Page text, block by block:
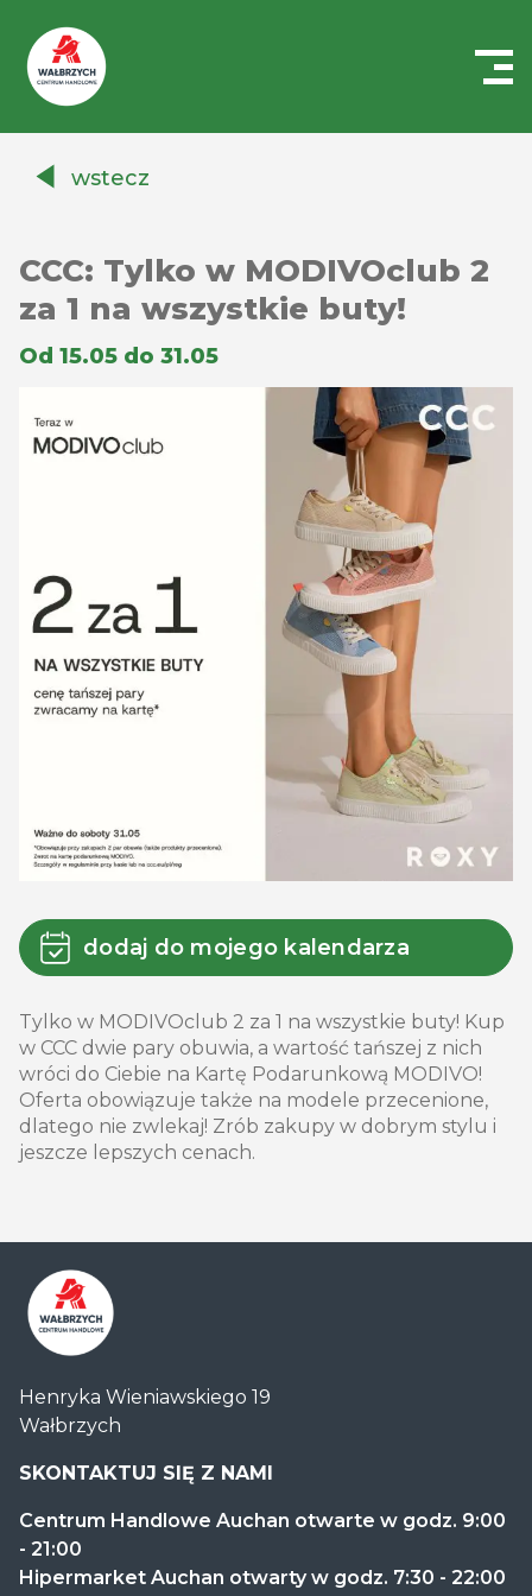
Auchanwstecz
CCC: Tylko w MODIVOclub 2
za 1 na wszystkie buty!
Od 15.05 do 31.05
dodaj do mojego kalendarza
Tylko w MODIVOclub 2 za 1 na wszystkie buty! Kup
w CCC dwie pary obuwia, a wartość tańszej z nich
wróci do Ciebie na Kartę Podarunkową MODIVO!
Oferta obowiązuje także na modele przecenione,
dlatego nie zwlekaj! Zrób zakupy w dobrym stylu i
jeszcze lepszych cenach.
Handlowe
Auchan
Wałbrzych
Henryka Wieniawskiego 19
Wałbrzych
SKONTAKTUJ SIĘ Z NAMI
Centrum Handlowe Auchan otwarte w godz. 9:00
- 21:00
Hipermarket Auchan otwarty w godz. 7:30 - 22:00